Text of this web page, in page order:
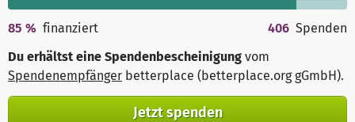
85 % finanziert 406 Spenden
Du erhältst eine Spendenbescheinigung vom
Spendenempfänger betterplace (betterplace.org gGmbH).
Jetzt spenden